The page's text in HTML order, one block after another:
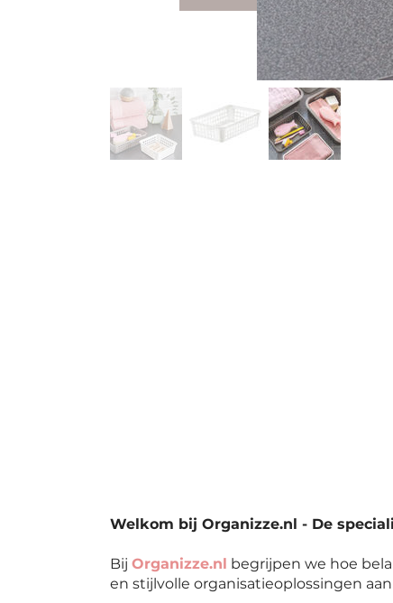
Welkom bij Organizze.nl - De
Bij Organizze.nl begrijpen we hoe
en stijlvolle organisatieoplossingen